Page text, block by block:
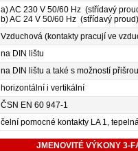
a) AC 230 V 50/60 Hz (střídavý
b) AC 24 V 50/60 Hz (střídavý proud)
Vzduchová (kontakty pracují ve
na DIN lištu
na DIN lištu a také s možností
horizontální i vertikální
ČSN EN 60 947-1
čelní pomocné kontakty LA 1,
JMENOVITÉ VÝKONY 3-